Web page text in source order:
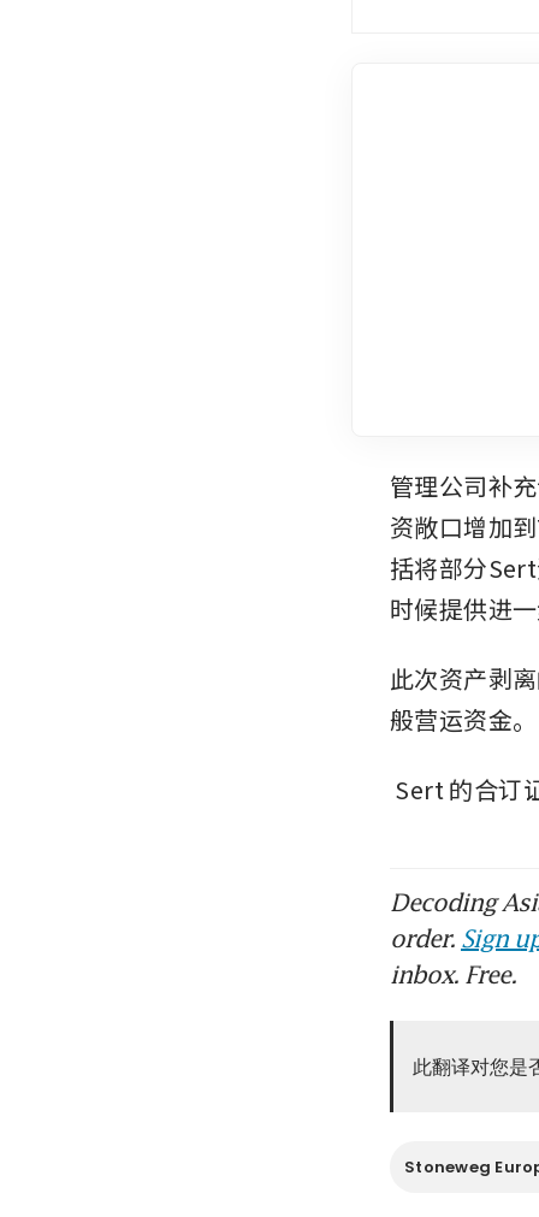
管理公司补
资敞口增加
括将部分
时候提供进
此次资产剥
般营运资金。
Sert的合订
Decoding
order. Sign
inbox. Free.
此翻译对您是
Stoneweg